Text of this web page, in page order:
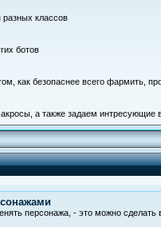
разных классов
ботов
как безопаснее всего фармить,
а также задаем интресующие
персонажа, - это можно